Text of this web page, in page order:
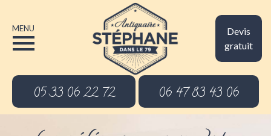
Devis
gratuit
MENU
05 33 06 22 72 06 47 83 43 06